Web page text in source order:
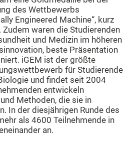
des Wettbewerbs
Engineered Machine“, kurz
Zudem waren die Studierenden
und Medizin im höheren
beste Präsentation
iGEM ist der größte
für Studierende
und findet seit 2004
entwickeln
Methoden, die sie in
In der diesjährigen Runde des
als 4600 Teilnehmende in
an.